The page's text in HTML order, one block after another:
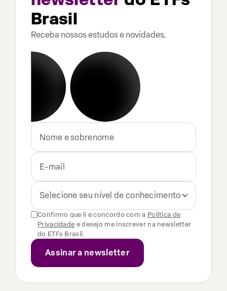
Brasil
Receba nossos estudos e novidades.
Selecione seu nível de conhecimento
Confirmo que li e concordo com a Política de
Privacidade e desejo me inscrever na newsletter
do ETFs Brasil.